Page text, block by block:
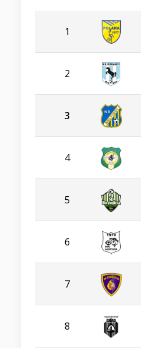
1
2
3
4
5
6
7
8